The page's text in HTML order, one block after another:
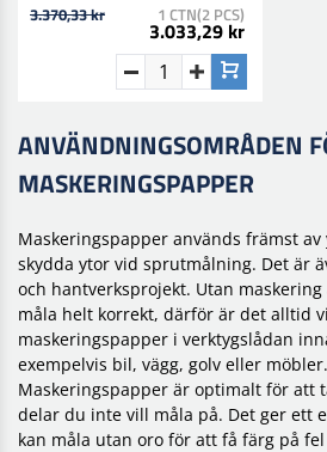
3.370,33 kr 1 CTN(2 PCS)
3.033,29 kr
ANVÄNDNINGSOMRÅDEN
MASKERINGSPAPPER
Maskeringspapper används främst
skydda ytor vid sprutmålning. Det är
och hantverksprojekt. Utan
måla helt korrekt, därför är det alltid
maskeringspapper i verktygslådan
exempelvis bil, vägg, golv eller möbler.
Maskeringspapper är optimalt för att
delar du inte vill måla på. Det ger ett
kan måla utan oro för att få färg på